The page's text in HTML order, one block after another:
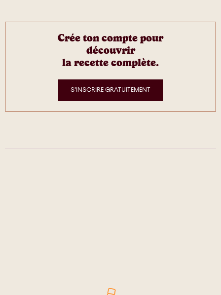
Crée ton compte pour
découvrir
la recette complète.
S’INSCRIRE GRATUITEMENT